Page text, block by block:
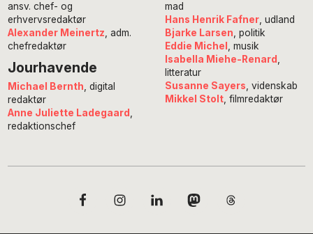
ansv. chef- og
erhvervsredaktør
Alexander Meinertz , adm.
chefredaktør
Jourhavende
Michael Bernth , digital
redaktør
Anne Juliette Ladegaard
redaktionschef
mad
Hans Henrik Fafner, udland
Bjarke Larsen , politik
Eddie Michel
, musik
Isabella Miehe-Renard
litteratur
Susanne Sayers , videnskab
Mikkel Stolt, filmredaktør